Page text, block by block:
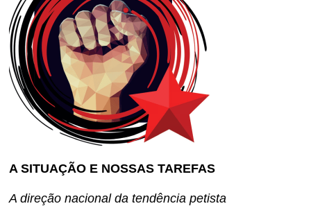
A SITUAÇÃO E NOSSAS TAREFAS
A direção nacional da tendência petista